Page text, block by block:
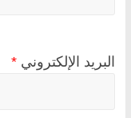
البريد الإلكتروني *